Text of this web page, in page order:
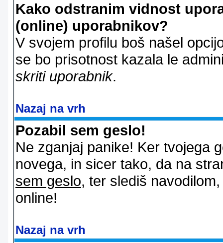
Kako odstranim vidnost
(online) uporabnikov?
V svojem profilu boš našel
se bo prisotnost kazala le
skriti uporabnik.
Nazaj na vrh
Pozabil sem geslo!
Ne zganjaj panike! Ker tvojega
novega, in sicer tako, da na
sem geslo, ter slediš
online!
Nazaj na vrh